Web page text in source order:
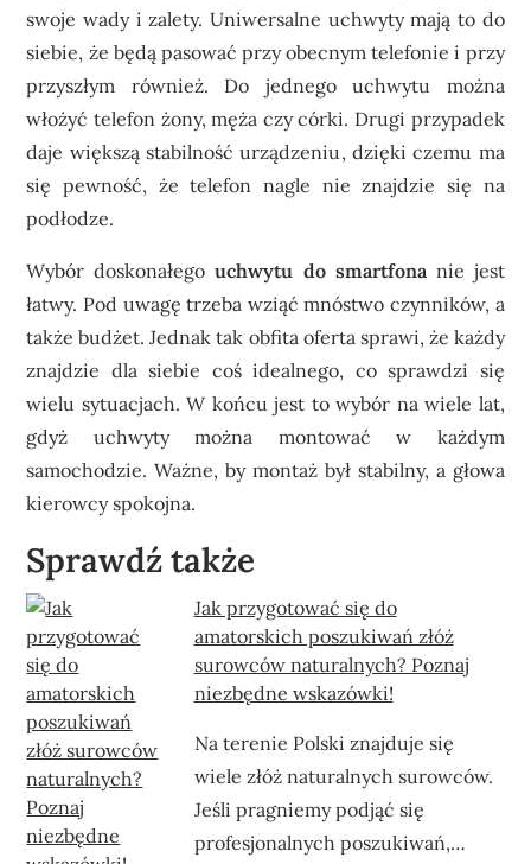
swoje wady i zalety. Uniwersalne uchwyty mają to do
siebie, że będą pasować przy obecnym telefonie i przy
przyszłym również. Do jednego uchwytu można
włożyć telefon żony, męża czy córki. Drugi przypadek
daje większą stabilność urządzeniu, dzięki czemu ma
się pewność, że telefon nagle nie znajdzie się na
podłodze.
Wybór doskonałegouchwytu do smartfonanie jest
łatwy. Pod uwagę trzeba wziąć mnóstwo czynników, a
także budżet. Jednak tak obfita oferta sprawi, że każdy
znajdzie dla siebie coś idealnego, co sprawdzi się
wielu sytuacjach. W końcu jest to wybór na wiele lat,
gdyż uchwyty można montować w każdym
samochodzie. Ważne, by montaż był stabilny, a głowa
kierowcy spokojna.
Sprawdź także
Jak przygotować się do
amatorskich poszukiwań złóż
surowców naturalnych? Poznaj
niezbędne wskazówki!
Na terenie Polski znajduje się
wiele złóż naturalnych surowców.
Jeśli pragniemy podjąć się
profesjonalnych poszukiwań,…